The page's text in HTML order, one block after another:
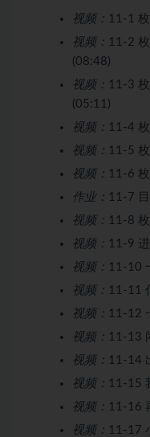
视频： 11-1
视频： 11-2
(08:48)
视频： 11-3
(05:11)
视频： 11-4
视频： 11-5
视频： 11-6
作业： 11-7
视频： 11-8
视频： 11-9
视频： 11-10
视频： 11-11
视频： 11-12
视频： 11-13
视频： 11-14
视频： 11-15
视频： 11-16
视频： 11-17